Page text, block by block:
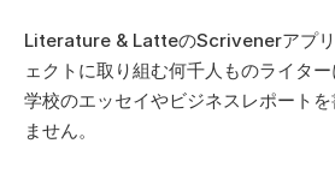
Literature & LatteのScrivenerアプリ
ェクトに取り組む何千人ものライタ
学校のエッセイやビジネスレポート
ません。